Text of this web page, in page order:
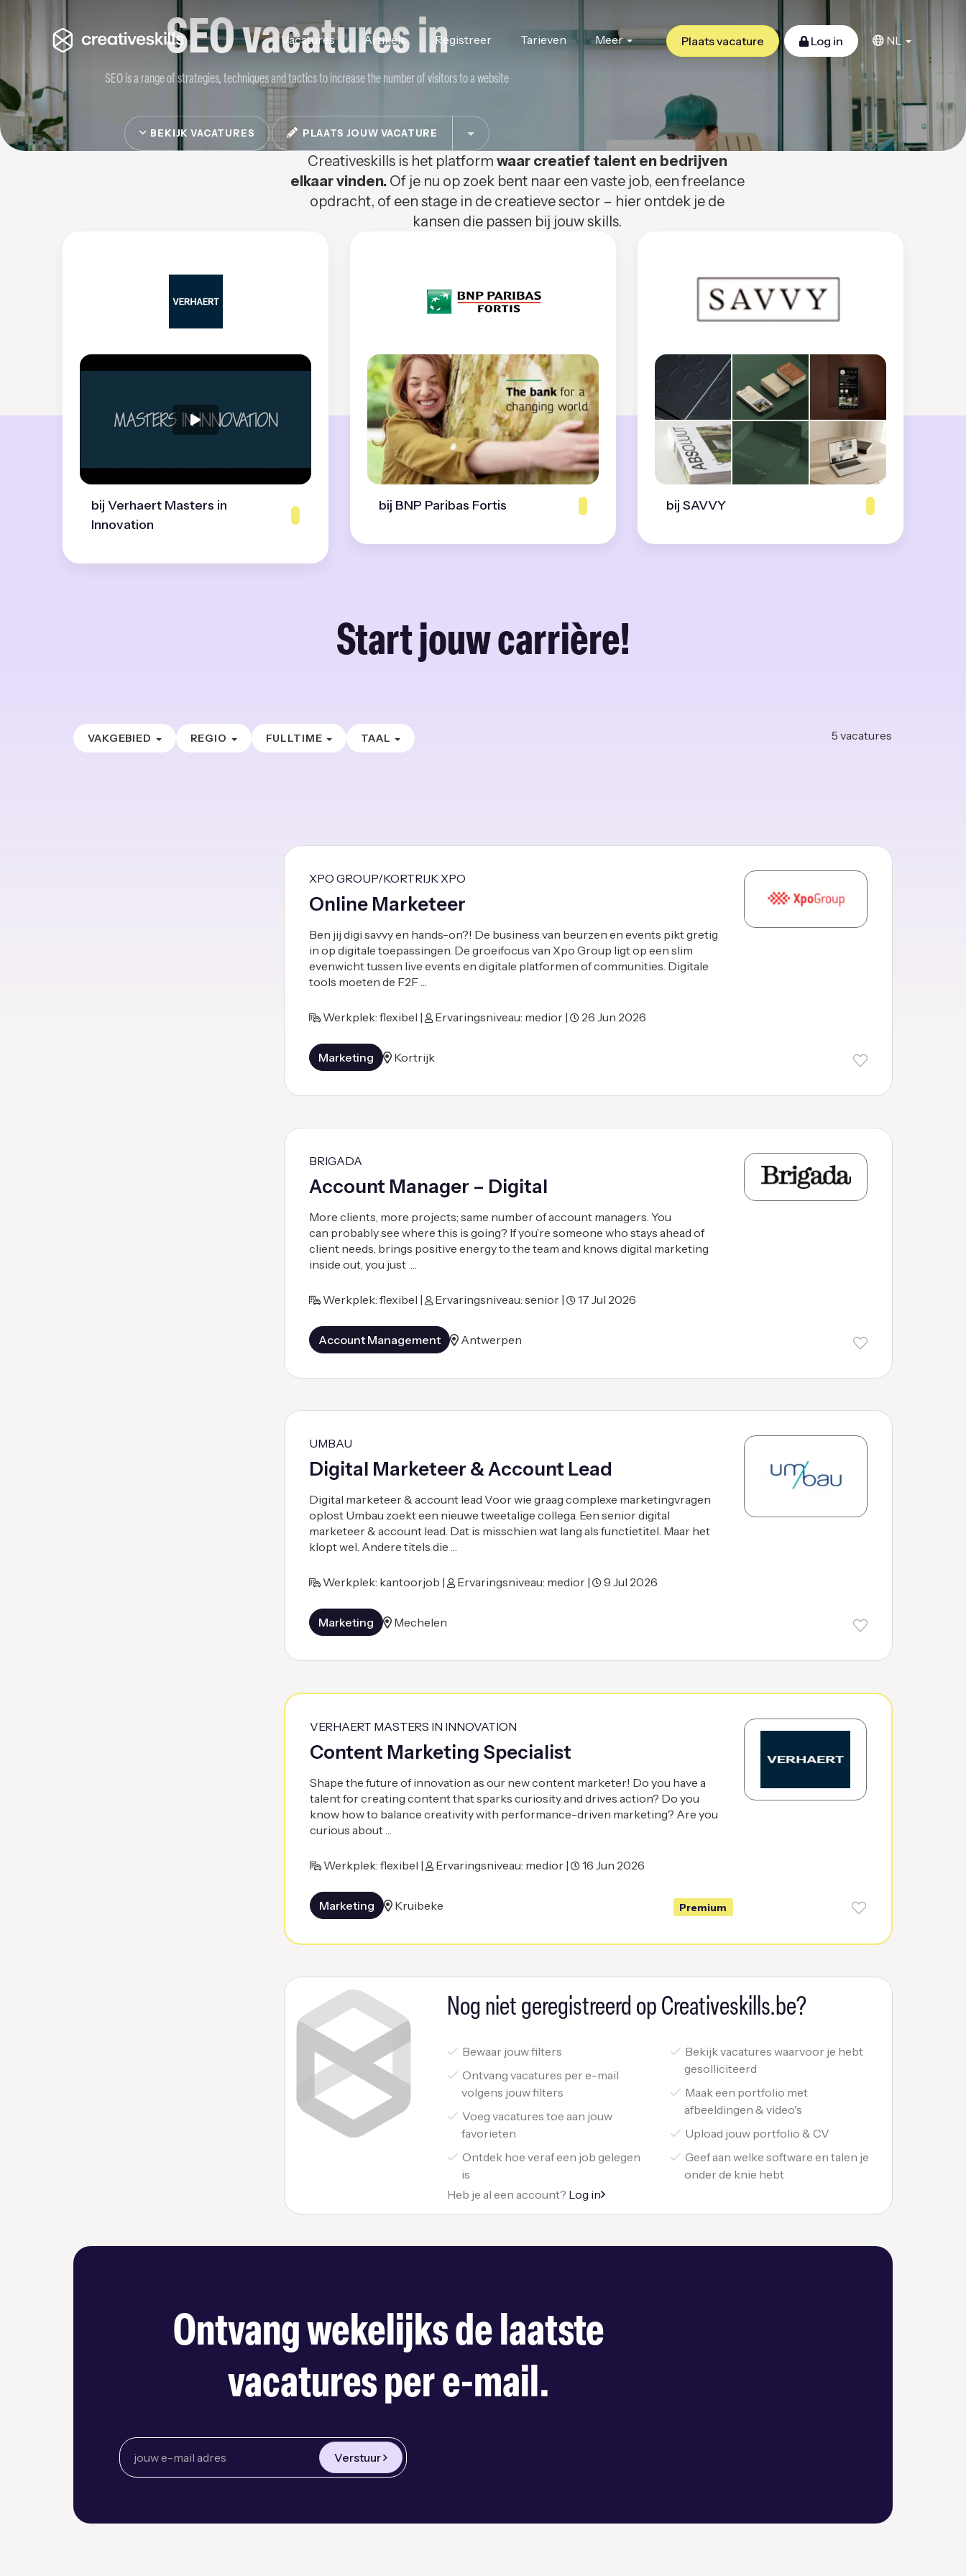
Vacatures Artikels Registreer Tarieven Meer Plaats vacature Log in NL
SEO vacatures in
SEO is a range of strategies, techniques and tactics to increase the number of visitors to a website
BEKIJK VACATURES PLAATS JOUW VACATURE
Creativeskills is het platform waar creatief talent en bedrijven
elkaar vinden. Of je nu op zoek bent naar een vaste job, een freelance
opdracht, of een stage in de creatieve sector – hier ontdek je de
kansen die passen bij jouw skills.
bij Verhaert Masters in
Innovation
bij BNP Paribas Fortis bij SAVVY
Start jouw carrière!
VAKGEBIED REGIO FULLTIME TAAL 5 vacatures
XPO GROUP/KORTRIJK XPO
Online Marketeer
Ben jij digi savvy en hands-on?! De business van beurzen en events pikt gretig
in op digitale toepassingen. De groeifocus van Xpo Group ligt op een slim
evenwicht tussen live events en digitale platformen of communities. Digitale
tools moeten de F2F …
Werkplek: flexibel | Ervaringsniveau: medior | 26 Jun 2026
Marketing Kortrijk
BRIGADA
Account Manager – Digital
More clients, more projects; same number of account managers. You
can probably see where this is going? If you’re someone who stays ahead of
client needs, brings positive energy to the team and knows digital marketing
inside out, you just …
Werkplek: flexibel | Ervaringsniveau: senior | 17 Jul 2026
Account Management Antwerpen
UMBAU
Digital Marketeer & Account Lead
Digital marketeer & account lead Voor wie graag complexe marketingvragen
oplost Umbau zoekt een nieuwe tweetalige collega. Een senior digital
marketeer & account lead. Dat is misschien wat lang als functietitel. Maar het
klopt wel. Andere titels die …
Werkplek: kantoorjob | Ervaringsniveau: medior | 9 Jul 2026
Marketing Mechelen
VERHAERT MASTERS IN INNOVATION
Content Marketing Specialist
Shape the future of innovation as our new content marketer! Do you have a
talent for creating content that sparks curiosity and drives action? Do you
know how to balance creativity with performance-driven marketing? Are you
curious about …
Werkplek: flexibel | Ervaringsniveau: medior | 16 Jun 2026
Marketing Kruibeke Premium
Nog niet geregistreerd op Creativeskills.be?
Bewaar jouw filters
Ontvang vacatures per e-mail
volgens jouw filters
Voeg vacatures toe aan jouw
favorieten
Ontdek hoe veraf een job gelegen
is
Bekijk vacatures waarvoor je hebt
gesolliciteerd
Maak een portfolio met
afbeeldingen & video's
Upload jouw portfolio & CV
Geef aan welke software en talen je
onder de knie hebt
Heb je al een account? Log in
Ontvang wekelijks de laatste
vacatures per e-mail.
Verstuur